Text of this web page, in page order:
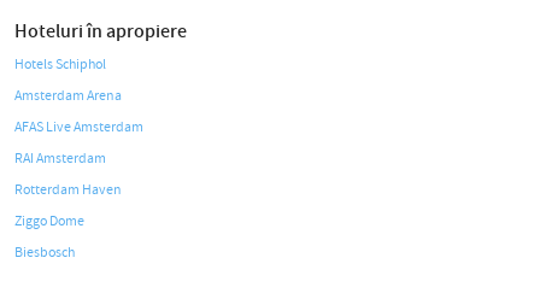
Hoteluri în apropiere
Hotels Schiphol
Amsterdam Arena
AFAS Live Amsterdam
RAI Amsterdam
Rotterdam Haven
Ziggo Dome
Biesbosch